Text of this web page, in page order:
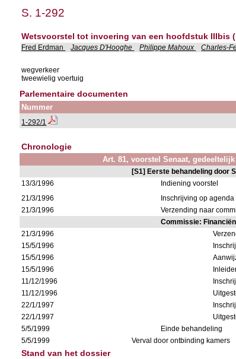
S. 1-292
Wetsvoorstel tot invoering van een hoofdstuk IIIbis
Fred Erdman Jacques D'Hooghe Philippe Mahoux Charles-
wegverkeer
tweewielig voertuig
Parlementaire documenten
Nummer
1-292/1
Chronologie
Art. 81, voorstel Senaat, gedeeltelijk
[S1] Eerste behandeling door
13/3/1996
Indiening voorstel
21/3/1996
Inschrijving op
21/3/1996
Verzending naar
Commissie:
21/3/1996
15/5/1996
15/5/1996
15/5/1996
11/12/1996
11/12/1996
22/1/1997
22/1/1997
5/5/1999
Einde behandeling
5/5/1999
Verval door ontbinding kamers
Stand van het dossier